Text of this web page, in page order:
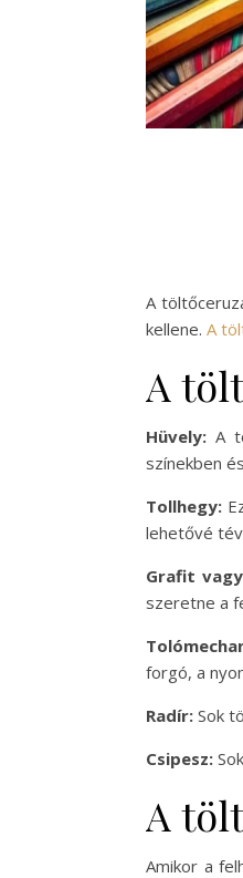
A
kellene. A
A
Hüvely: A
színekben
Tollhegy:
lehetővé
Grafit
szeretne a
forgó, a
Radír: Sok
Csipesz:
A
Amikor a